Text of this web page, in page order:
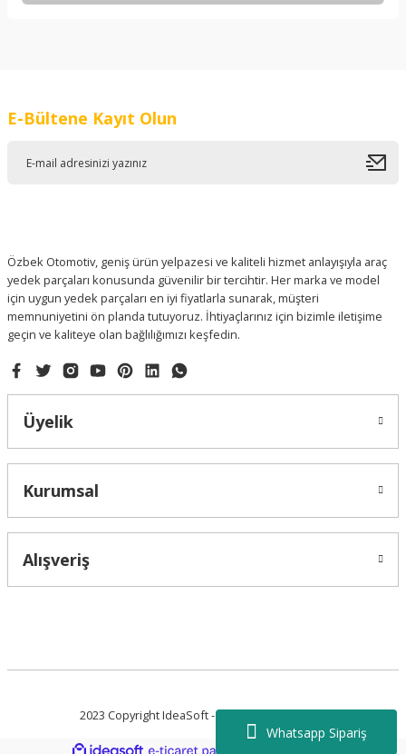
Whatsapp Sipariş
Ürün resmi kalitesiz, bozuk veya görüntülenemiyor.
Gönder
E-Bültene Kayıt Olun
Özbek Otomotiv, geniş ürün yelpazesi ve kaliteli hizmet anlayışıyla araç
yedek parçaları konusunda güvenilir bir tercihtir. Her marka ve model
için uygun yedek parçaları en iyi fiyatlarla sunarak, müşteri
memnuniyetini ön planda tutuyoruz. İhtiyaçlarınız için bizimle iletişime
geçin ve kaliteye olan bağlılığımızı keşfedin.
Üyelik
Kurumsal
Alışveriş
2023 Copyright IdeaSoft - Tüm Hakları Saklıdır.
ideasoft